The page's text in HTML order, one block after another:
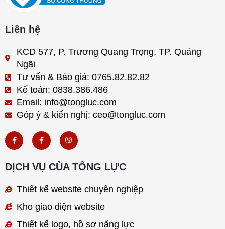
Liên hệ
KCD 577, P. Trương Quang Trọng, TP. Quảng
Ngãi
Tư vấn & Báo giá: 0765.82.82.82
Kế toán: 0838.386.486
Email: info@tongluc.com
Góp ý & kiến nghị: ceo@tongluc.com
F
a
c
b
o
F
a
c
b
o
-
V
i
b
r
DỊCH VỤ CỦA TỔNG LỰC
Thiết kế website chuyên nghiệp
Kho giao diện website
Thiết kế logo, hồ sơ năng lực